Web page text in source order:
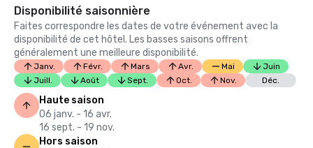
Disponibilité saisonnière
Faites correspondre les dates de votre événement avec la
disponibilité de cet hôtel. Les basses saisons offrent
généralement une meilleure disponibilité.
Janv. Févr. Mars Avr. Mai
Juin
Juill.
Août Sept. Oct. Nov. Déc.
Haute saison
06 janv. - 16 avr.
16 sept. - 19 nov.
Hors saison